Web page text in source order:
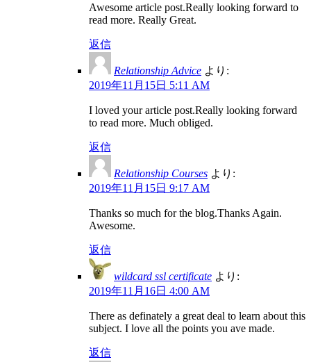
Awesome article post.Really looking forward to
read more. Really Great.
返信
Relationship Advice より:
2019年11月15日 5:11 AM
I loved your article post.Really looking forward
to read more. Much obliged.
返信
Relationship Courses より:
2019年11月15日 9:17 AM
Thanks so much for the blog.Thanks Again.
Awesome.
返信
wildcard ssl certificate より:
2019年11月16日 4:00 AM
There as definately a great deal to learn about this
subject. I love all the points you ave made.
返信